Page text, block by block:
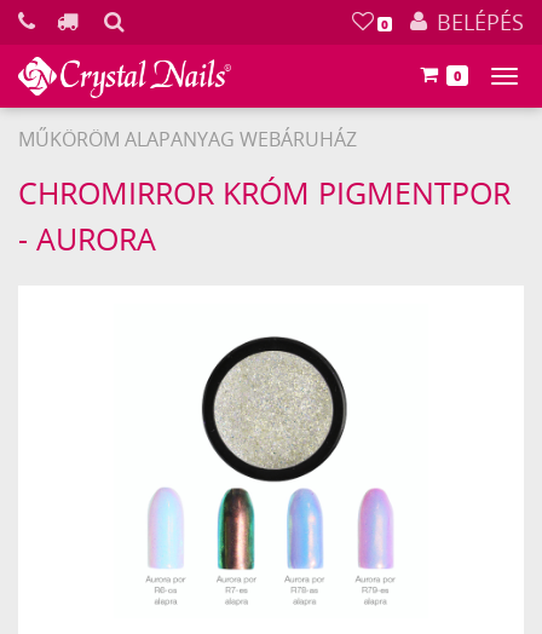
0 BELÉPÉS
0
MŰKÖRÖM ALAPANYAG WEBÁRUHÁZ
Crystal
Nails
CHROMIRROR KRÓM PIGMENTPOR
- AURORA